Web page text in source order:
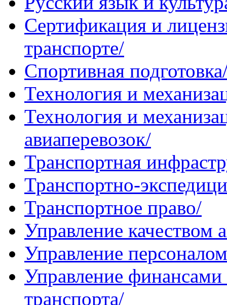
Сертификация и
транспорте/
Спортивная
Технология и
Технология и
авиаперевозок/
Транспортная
Транспортно-
Транспортное право/
Управление качеством
Управление
Управление
транспорта/